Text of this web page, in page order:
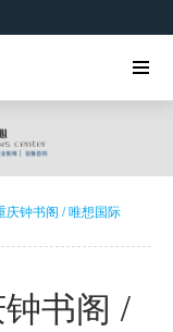
庆钟书阁 / 唯想国际
书阁 /